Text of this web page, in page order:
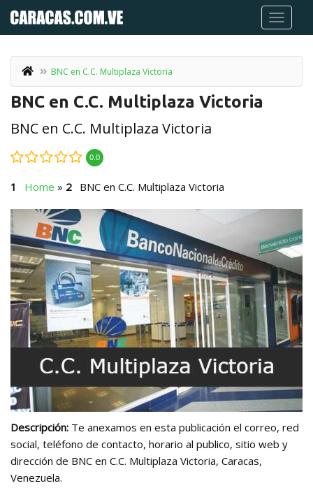
BNC en C.C. Multiplaza Victoria
BNC en C.C. Multiplaza Victoria
BNC en C.C. Multiplaza Victoria
0.0
Home » BNC en C.C. Multiplaza Victoria
Descripción: Te anexamos en esta publicación el correo, red
social, teléfono de contacto, horario al publico, sitio web y
dirección de BNC en C.C. Multiplaza Victoria, Caracas,
Venezuela.